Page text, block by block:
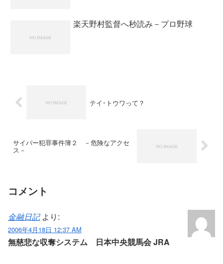
楽天野村監督へ秒読み－プロ野球
テイ･トウワって？
サイバー犯罪事件簿２ －危険なアクセ
ス－
コメント
金融日記 より:
2006年4月18日 12:37 AM
無慈悲な収奪システム 日本中央競馬会 JRA